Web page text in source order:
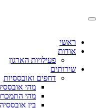
ראשי
אודות
פעילויות הארגון
שירותים
דחפים ואובססיות
מהי
מהי
בין